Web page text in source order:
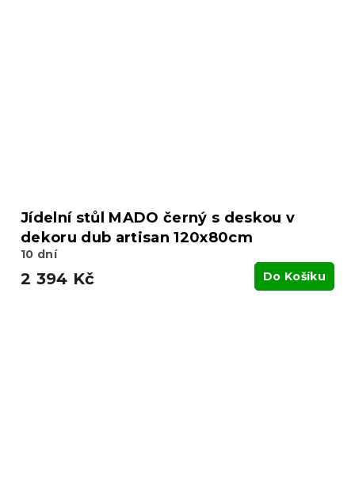
Jídelní stůl MADO černý s deskou v
dekoru dub artisan 120x80cm
10 dní
2 394 Kč Do Košíku